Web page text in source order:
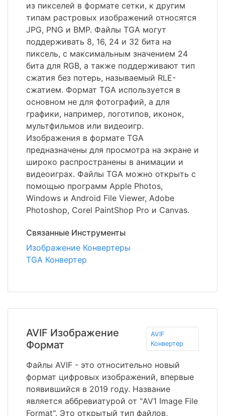
из пикселей в формате сетки, к другим
типам растровых изображений относятся
JPG, PNG и BMP. Файлы TGA могут
поддерживать 8, 16, 24 и 32 бита на
пиксель, с максимальным значением 24
бита для RGB, а также поддерживают тип
сжатия без потерь, называемый RLE-
сжатием. Формат TGA используется в
основном не для фотографий, а для
графики, например, логотипов, иконок,
мультфильмов или видеоигр.
Изображения в формате TGA
предназначены для просмотра на экране и
широко распространены в анимации и
видеоиграх. Файлы TGA можно открыть с
помощью программ Apple Photos,
Windows и Android File Viewer, Adobe
Photoshop, Corel PaintShop Pro и Canvas.
Связанные Инструменты
Изображение Конвертеры
TGA Конвертер
AVIF Изображение
Формат
AVIF
Конвертер
Файлы AVIF - это относительно новый
формат цифровых изображений, впервые
появившийся в 2019 году. Название
является аббревиатурой от "AV1 Image File
Format". Это открытый тип файлов,